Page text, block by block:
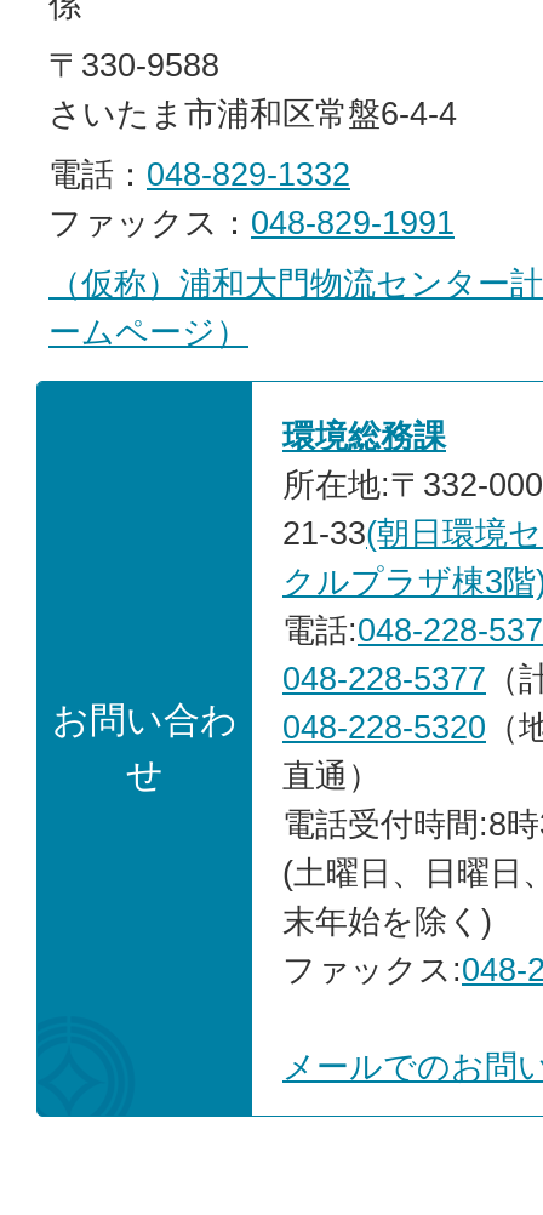
〒330-9588
さいたま市浦和区常盤6-4-4
電話： 048-829-1332
ファックス： 048-829-1991
（仮称）浦和大門物流センター
ームページ）
お問い合わ
せ
環境総務課
所在地:〒332-
21-33(朝日環境
クルプラザ棟3階
電話:048-228-
048-228-5377 （
048-228-5320 （
直通）
電話受付時間:8
(土曜日、日曜日
末年始を除く)
ファックス:048-
メールでのお問